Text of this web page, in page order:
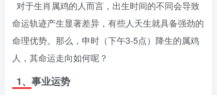
对于生肖属鸡的人而言，出生时间的不同会导致
命运轨迹产生显著差异，有些人天生就具备强劲的
命理优势。那么，申时（下午3-5点）降生的属鸡
人，其命运走向如何呢？
1、事业运势